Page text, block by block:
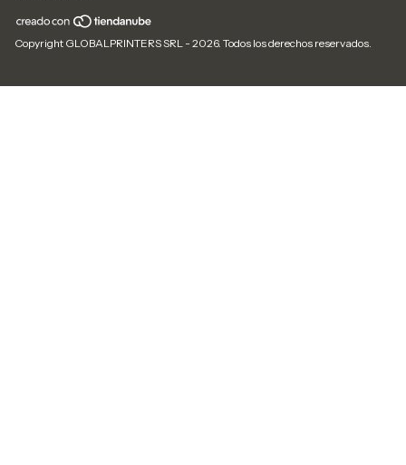
Copyright GLOBALPRINTERS SRL - 2026. Todos los derechos reservados.